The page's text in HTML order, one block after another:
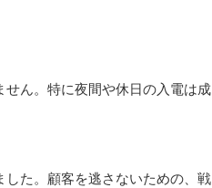
ん。特に夜間や休日の入電は成
た。顧客を逃さないための、戦